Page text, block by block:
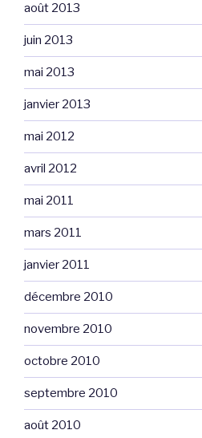
août 2013
juin 2013
mai 2013
janvier 2013
mai 2012
avril 2012
mai 2011
mars 2011
janvier 2011
décembre 2010
novembre 2010
octobre 2010
septembre 2010
août 2010